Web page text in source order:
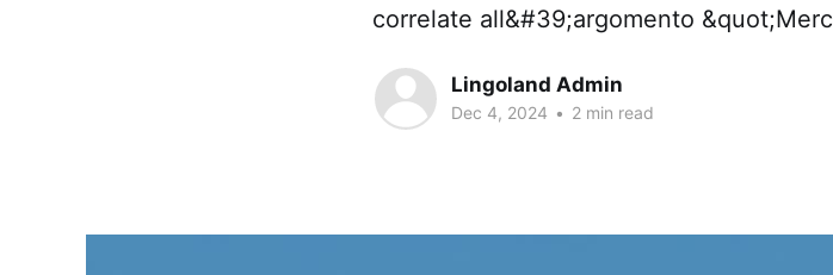
correlate all&#39;argomento
Lingoland Admin
Dec 4, 2024 • 2 min read